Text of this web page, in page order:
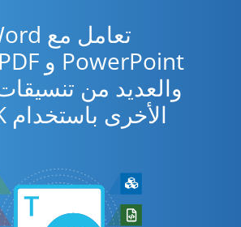
والعديد من
الأخرى باستخدام SWIFT SDK.